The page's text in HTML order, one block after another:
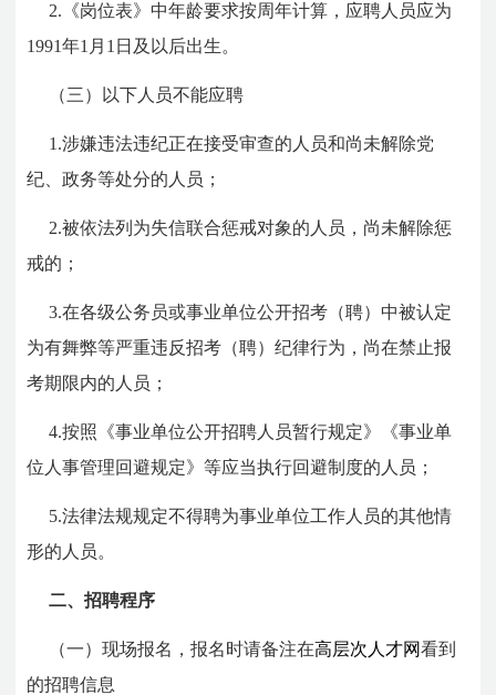
2.《岗位表》中年龄要求按周年计算，应聘人员应为
1991年1月1日及以后出生。
（三）以下人员不能应聘
1.涉嫌违法违纪正在接受审查的人员和尚未解除党
纪、政务等处分的人员；
2.被依法列为失信联合惩戒对象的人员，尚未解除惩
戒的；
3.在各级公务员或事业单位公开招考（聘）中被认定
为有舞弊等严重违反招考（聘）纪律行为，尚在禁止报
考期限内的人员；
4.按照《事业单位公开招聘人员暂行规定》《事业单
位人事管理回避规定》等应当执行回避制度的人员；
5.法律法规规定不得聘为事业单位工作人员的其他情
形的人员。
二、招聘程序
（一）现场报名，报名时请备注在高层次人才网看到
的招聘信息